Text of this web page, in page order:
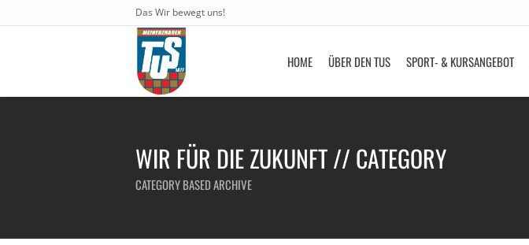
Das Wir bewegt uns!
HOME ÜBER DEN TUS SPORT- & KURSANGEBOT
WIR FÜR DIE ZUKUNFT // CATEGORY
CATEGORY BASED ARCHIVE